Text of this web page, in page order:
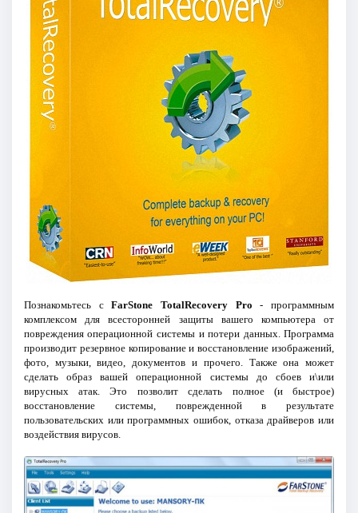
Познакомьтесь сFarStone TotalRecovery Pro - программным
комплексом для всесторонней защиты вашего компьютера от
повреждения операционной системы и потери данных. Программа
производит резервное копирование и восстановление изображений,
фото, музыки, видео, документов и прочего. Также она может
сделать образ вашей операционной системы до сбоев и\или
вирусных атак. Это позволит сделать полное (и быстрое)
восстановление системы, поврежденной в результате
пользовательских или программных ошибок, отказа драйверов или
воздействия вирусов.